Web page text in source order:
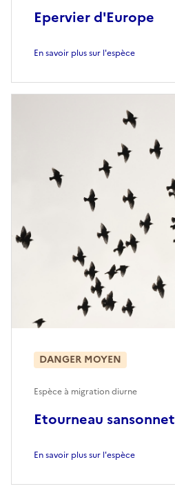
Epervier d'Europe
En savoir plus sur l'espèce
Etourneau sansonnet
DANGER MOYEN
Espèce à migration diurne
En savoir plus sur l'espèce